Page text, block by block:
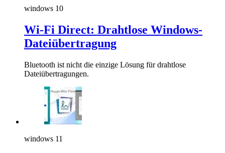
windows 10
Wi-Fi Direct: Drahtlose Windows-
Dateiübertragung
Bluetooth ist nicht die einzige Lösung für drahtlose
Dateiübertragungen.
windows 11